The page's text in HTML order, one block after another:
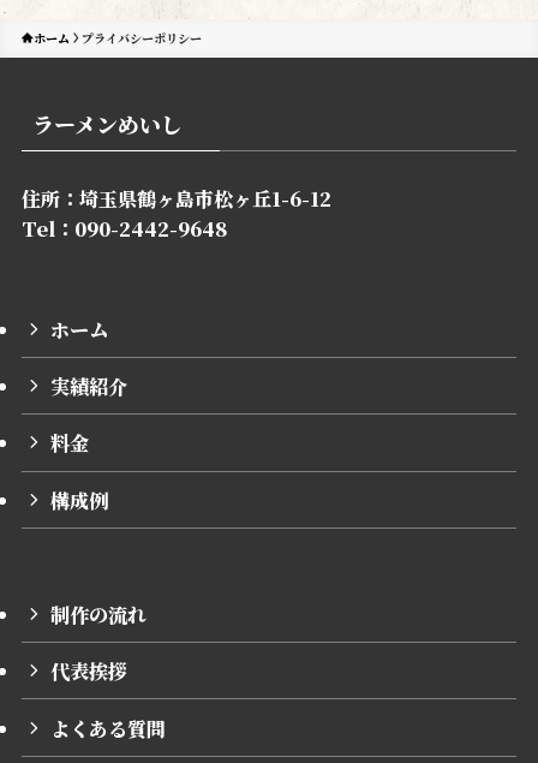
ホーム プライバシーポリシー
ラーメンめいし
住所：埼玉県鶴ヶ島市松ヶ丘1-6-12
Tel：090-2442-9648
ホーム
実績紹介
料金
構成例
制作の流れ
代表挨拶
よくある質問